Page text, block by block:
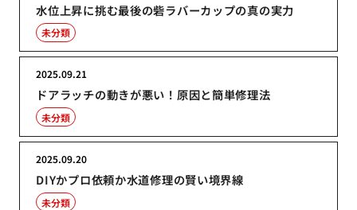
水位上昇に挑む最後の砦ラバーカップの真の実力
未分類
ドアラッチの動きが悪い！原因と簡単修理法
2025.09.21
未分類
DIYかプロ依頼か水道修理の賢い境界線
2025.09.20
未分類